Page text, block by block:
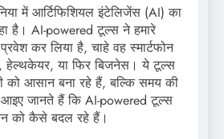
में आर्टिफिशियल इंटेलिजेंस (AI) का
है। AI-powered टूल्स ने हमारे
कर लिया है, चाहे वह स्मार्टफोन
हेल्थकेयर, या फिर बिजनेस। ये टूल्स
को आसान बना रहे हैं, बल्कि समय की
जानते हैं कि AI-powered टूल्स
को कैसे बदल रहे हैं।